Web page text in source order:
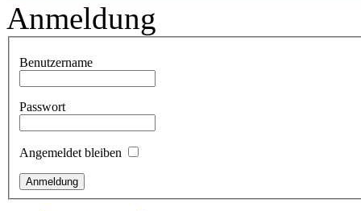
Anmeldung
Benutzername
Passwort
Angemeldet bleiben